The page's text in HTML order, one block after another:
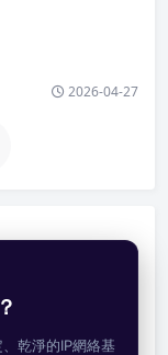
2026-04-27
乾淨的IP網絡基